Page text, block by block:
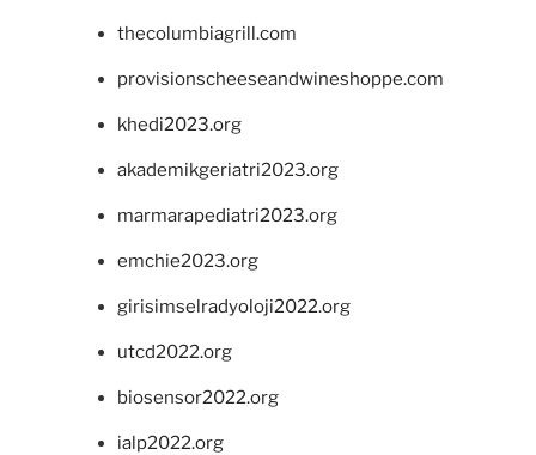
thecolumbiagrill.com
provisionscheeseandwineshoppe.com
khedi2023.org
akademikgeriatri2023.org
marmarapediatri2023.org
emchie2023.org
girisimselradyoloji2022.org
utcd2022.org
biosensor2022.org
ialp2022.org